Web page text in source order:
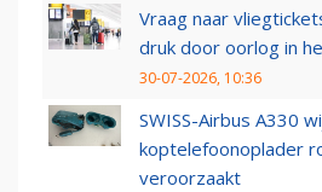
Vraag naar
druk door oorlog in
30-07-2026, 10:36
SWISS-Airbus A330
koptelefoonoplader
veroorzaakt